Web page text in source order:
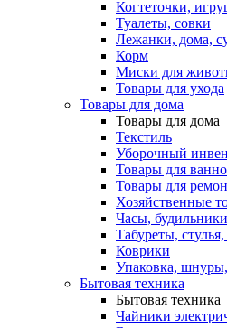
Когтеточки,
Туалеты, совки
Лежанки, дома,
Корм
Миски для
Товары для ухода
Товары для дома
Товары для дома
Текстиль
Уборочный
Товары для
Товары для
Хозяйственные
Часы, будильники
Табуреты,
Коврики
Упаковка,
Бытовая техника
Бытовая техника
Чайники